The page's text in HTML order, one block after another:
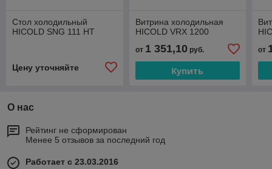
Стол холодильный
HICOLD SNG 111 HT
Цену уточняйте
Витрина холодильная
HICOLD VRX 1200
от 1 351,10руб.
Купить
от
О нас
Рейтинг не сформирован
Менее 5 отзывов за последний год
Работает с 23.03.2016